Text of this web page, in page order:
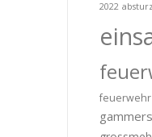
2022 absturz
feuerwehr